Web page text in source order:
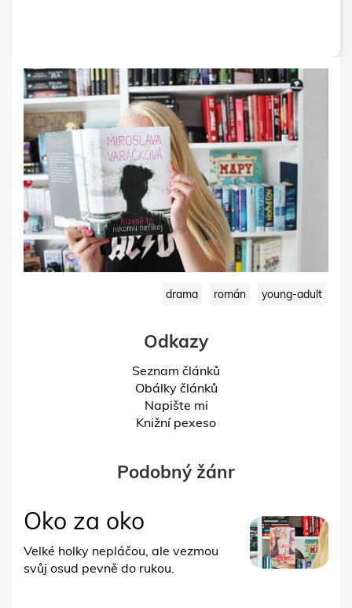
drama román young-adult
Odkazy
Seznam článků
Obálky článků
Napište mi
Knižní pexeso
Podobný žánr
Oko za oko
Velké holky nepláčou, ale vezmou
svůj osud pevně do rukou.